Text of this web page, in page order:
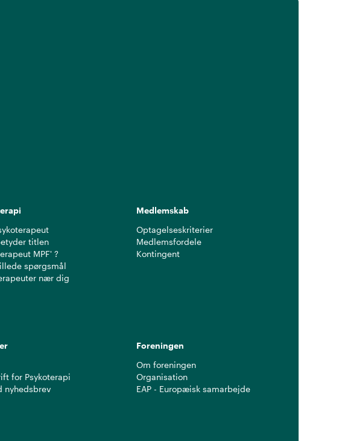
titlen
MPF' ?
spørgsmål
nær dig
Medlemskab
Optagelseskriterier
Medlemsfordele
Kontingent
for Psykoterapi
nyhedsbrev
Foreningen
Om foreningen
Organisation
EAP - Europæisk samarbejde